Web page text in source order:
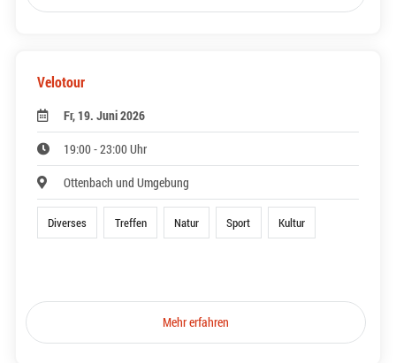
Velotour
Fr, 19. Juni 2026
19:00 - 23:00 Uhr
Ottenbach und Umgebung
Diverses Treffen Natur Sport Kultur
Mehr erfahren